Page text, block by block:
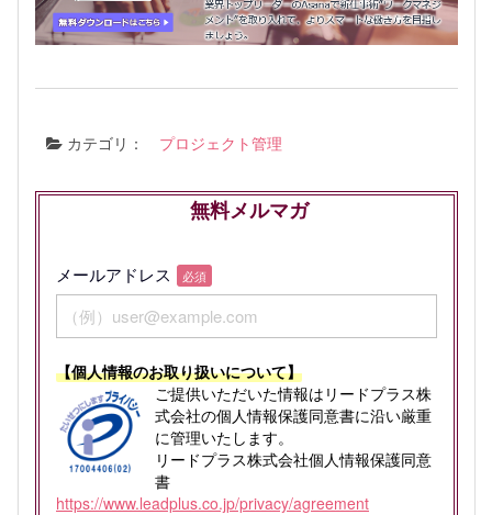
カテゴリ： プロジェクト管理
無料メルマガ
メールアドレス 必須
【個人情報のお取り扱いについて】
ご提供いただいた情報はリードプラス株
式会社の個人情報保護同意書に沿い厳重
に管理いたします。
リードプラス株式会社個人情報保護同意
書
https://www.leadplus.co.jp/privacy/agreement